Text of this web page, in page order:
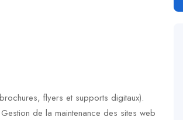
flyers et supports digitaux).
de la maintenance des sites web